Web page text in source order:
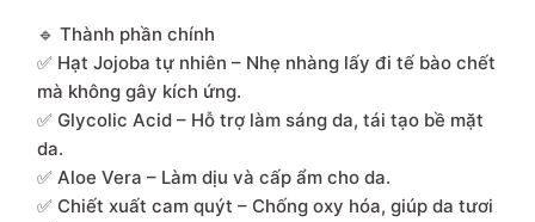
🔹 Thành phần chính
✅ Hạt Jojoba tự nhiên – Nhẹ nhàng lấy đi tế bào chết
mà không gây kích ứng.
✅ Glycolic Acid – Hỗ trợ làm sáng da, tái tạo bề mặt
da.
✅ Aloe Vera – Làm dịu và cấp ẩm cho da.
✅ Chiết xuất cam quýt – Chống oxy hóa, giúp da tươi